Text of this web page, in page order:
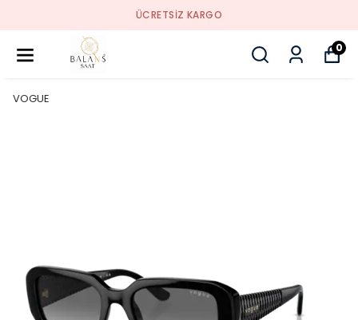
ÜCRETSIZ KARGO
0
VOGUE